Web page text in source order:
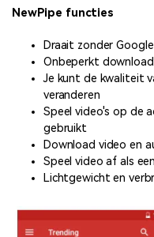
NewPipe functies
Draait zonder
Onbeperkt
Je kunt de kwaliteit
veranderen
Speel video's op de
gebruikt
Download video en
Speel video af als
Lichtgewicht en